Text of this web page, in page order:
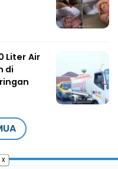
Liter Air
di
x